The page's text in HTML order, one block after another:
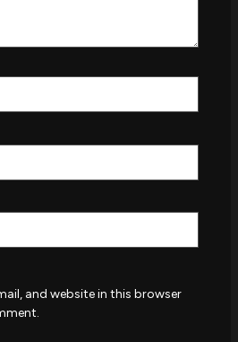
and website in this browser